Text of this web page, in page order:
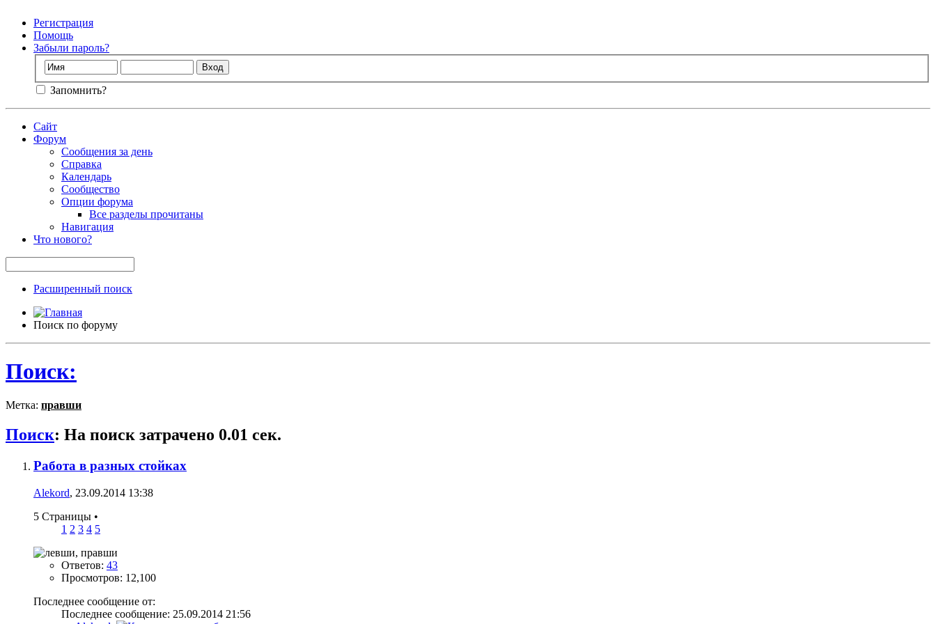
Регистрация
Помощь
Забыли пароль?
Запомнить?
Сайт
Форум
Сообщения за день
Справка
Календарь
Сообщество
Опции форума
Все разделы прочитаны
Навигация
Что нового?
Расширенный поиск
Поиск по форуму
Поиск:
Метка: правши
Поиск: На поиск затрачено 0.01 сек.
Работа в разных стойках
Alekord, 23.09.2014 13:38
5 Страницы •
1 2 3 4 5
Ответов: 43
Просмотров: 12,100
Последнее сообщение от:
Последнее сообщение: 25.09.2014 21:56